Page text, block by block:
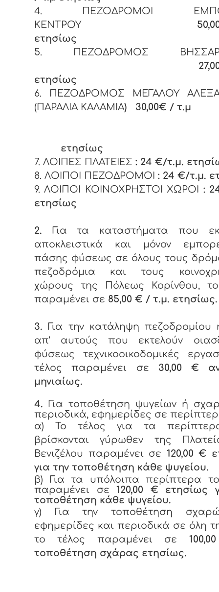
4. ΠΕΖΟΔΡΟΜΟΙ
ΚΕΝΤΡΟΥ
ετησίως
5. ΠΕΖΟΔΡΟΜΟΣ
ετησίως
6. ΠΕΖΟΔΡΟΜΟΣ ΜΕΓΑΛΟΥ
(ΠΑΡΑΛΙΑ ΚΑΛΑΜΙΑ) 30,00€ / τ.μ
ετησίως
7. ΛΟΙΠΕΣ ΠΛΑΤΕΙΕΣ : 24 €/τ.μ.
8. ΛΟΙΠΟΙ ΠΕΖΟΔΡΟΜΟΙ : 24 €/τ.μ.
9. ΛΟΙΠΟΙ ΚΟΙΝΟΧΡΗΣΤΟΙ ΧΩΡΟΙ
:
ετησίως
2. Για τα καταστήματα που
αποκλειστικά και μόνον
πάσης φύσεως σε όλους τους
πεζοδρόμια και τους
χώρους της Πόλεως Κορίνθου,
παραμένει σε 85,00 € / τ.μ. ετησίως.
3. Για την κατάληψη πεζοδρομίου
απ’ αυτούς που εκτελούν
φύσεως τεχνικοοικοδομικές
τέλος παραμένει σε 30,00 €
μηνιαίως.
4. Για τοποθέτηση ψυγείων ή
περιοδικά, εφημερίδες σε
α) Το τέλος για τα
βρίσκονται γύρωθεν της
Βενιζέλου παραμένει σε 120,00 €
για την τοποθέτηση κάθε ψυγείου.
β) Για τα υπόλοιπα περίπτερα
παραμένει σε120,00 € ετησίως
τοποθέτηση κάθε ψυγείου.
γ) Για την τοποθέτηση
εφημερίδες και περιοδικά σε όλη
το τέλος παραμένει σε
τοποθέτηση σχάρας ετησίως.